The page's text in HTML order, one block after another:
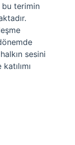
bu terimin
sesini